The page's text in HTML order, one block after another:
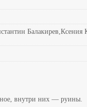
Балакирев,Ксения
внутри них — руины.